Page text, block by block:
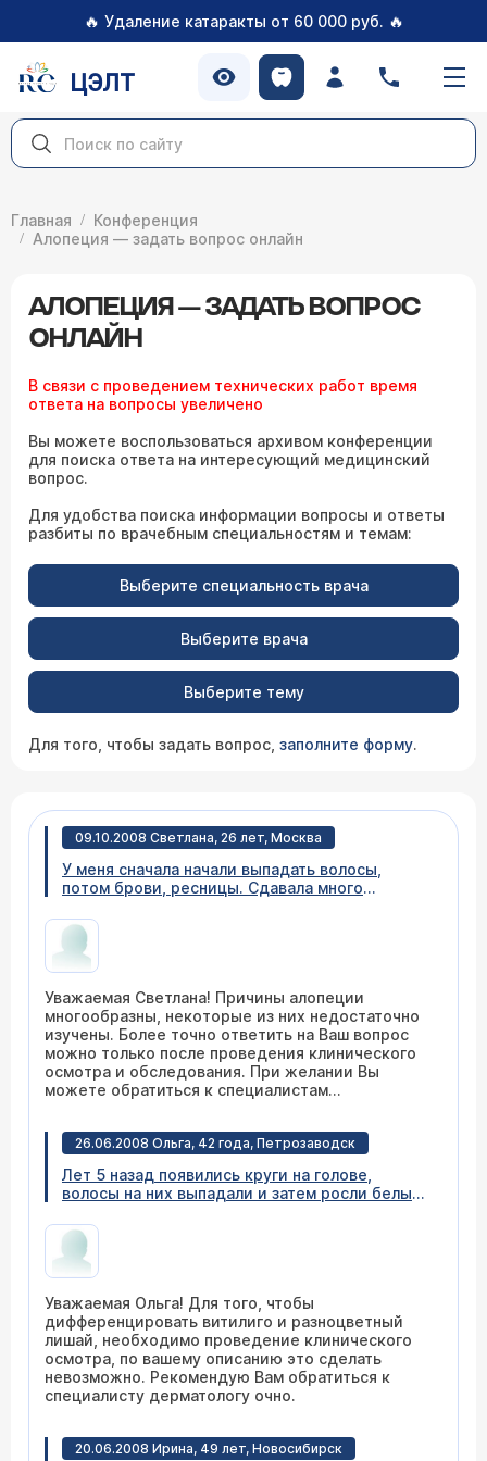
🔥 Удаление катаракты от 60 000 руб. 🔥
ЦЭЛТ
Главная
Конференция
Алопеция — задать вопрос онлайн
АЛОПЕЦИЯ — ЗАДАТЬ ВОПРОС
ОНЛАЙН
В связи с проведением технических работ время
ответа на вопросы увеличено
Вы можете воспользоваться архивом конференции
для поиска ответа на интересующий медицинский
вопрос.
Для удобства поиска информации вопросы и ответы
разбиты по врачебным специальностям и темам:
Выберите специальность врача
Выберите врача
Выберите тему
Для того, чтобы задать вопрос, заполните форму.
09.10.2008 Светлана, 26 лет, Москва
У меня сначала начали выпадать волосы,
потом брови, ресницы. Сдавала много
разные процедуру. И ничего не помогает.
Подскажите, пожалуйста, с чем это может
быть связано и куда обратиться.
Уважаемая Светлана! Причины алопеции
многообразны, некоторые из них недостаточно
изучены. Более точно ответить на Ваш вопрос
можно только после проведения клинического
осмотра и обследования. При желании Вы
можете обратиться к специалистам
26.06.2008 Ольга, 42 года, Петрозаводск
Лет 5 назад появились круги на голове,
волосы на них выпадали и затем росли белые.
генеталий и подмышками. Теперь уже как
второй год пятна появляются на наружных
сторонах рук. Я знаю что это витилиго,
никаких рекомендаций. Неужели нельзя хотя
бы остановить процесс? И ёщё, мне второй
раз ставят диагноз - разноцветнный лишай.
Лечение: салициловый спирт и залаин. Будет
ли теперь у меня постоянно проявляться
разноцветнный лишай? И связанны ли болезни
Уважаемая Ольга! Для того, чтобы
дифференцировать витилиго и разноцветный
лишай, необходимо проведение клинического
осмотра, по вашему описанию это сделать
невозможно. Рекомендую Вам обратиться к
специалисту дерматологу очно.
20.06.2008 Ирина, 49 лет, Новосибирск